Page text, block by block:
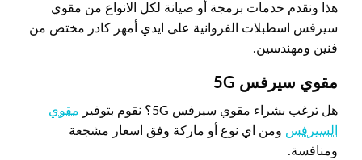
هذا ونقدم خدمات برمجة أو صيانة لكل الانواع من مقوي
سيرفس اسطبلات الفروانية على ايدي أمهر كادر مختص من
فنين ومهندسين.
مقوي سيرفس 5 G
هل ترغب بشراء مقوي سيرفس 5G؟ نقوم بتوفير
مقوي
السيرفس ومن اي نوع أو ماركة وفق اسعار مشجعة
ومنافسة.